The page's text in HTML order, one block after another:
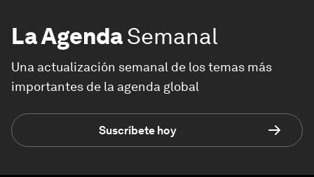
La AgendaSemanal
Una actualización semanal de los temas más
importantes de la agenda global
Suscríbete hoy